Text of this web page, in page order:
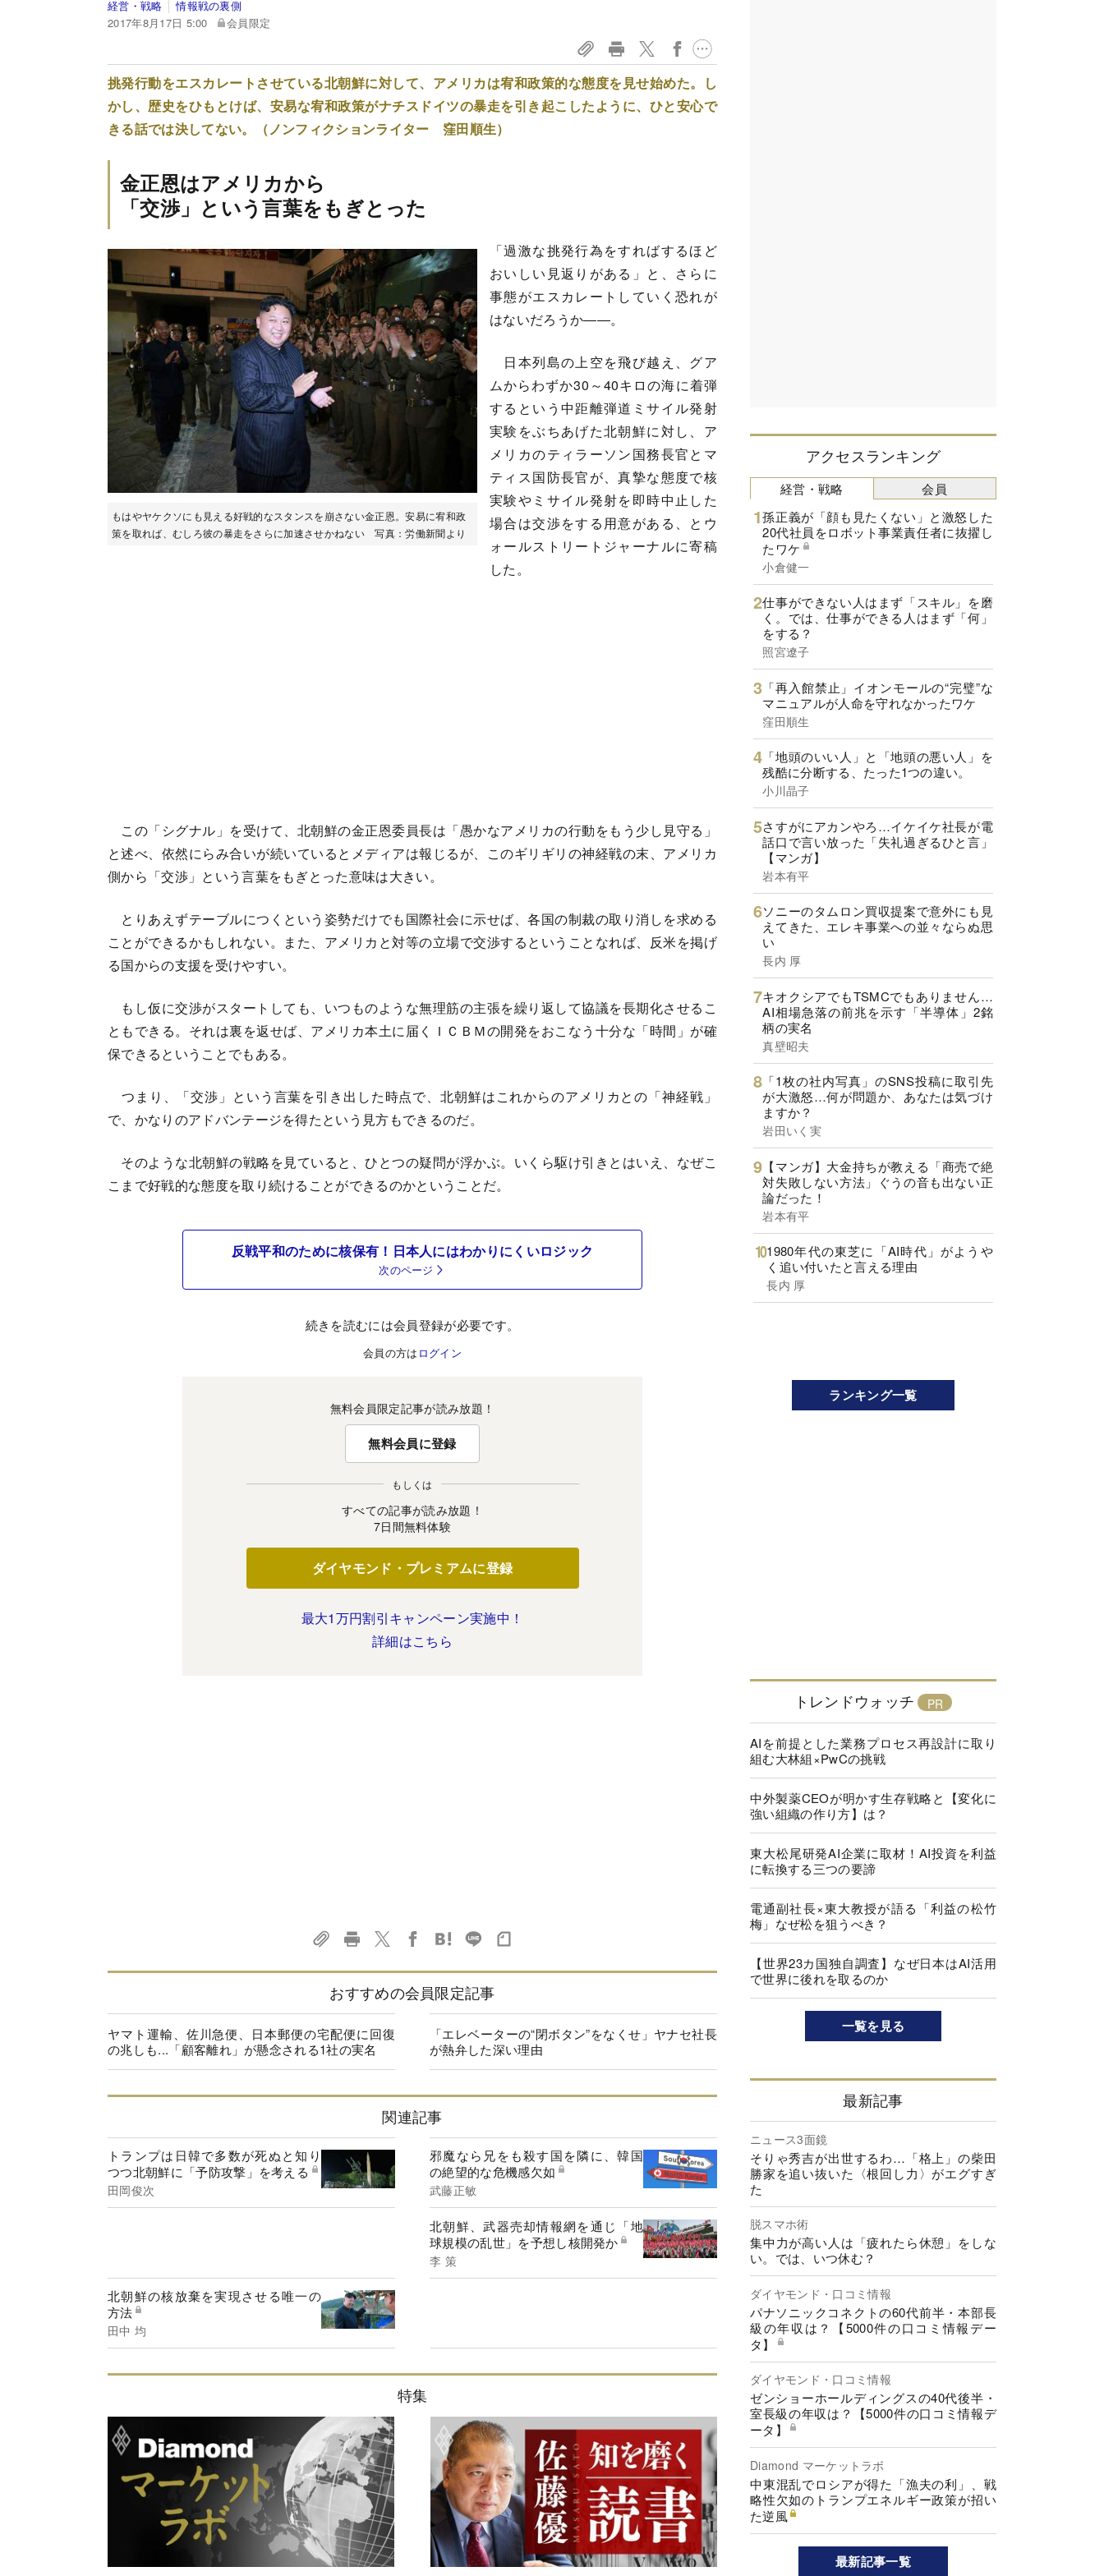
経営・戦略
情報戦の裏側
2017年8月17日 5:00
会員限定
挑発行動をエスカレートさせている北朝鮮に対して、アメリカは宥和政策的な態度を見せ始めた。し
かし、歴史をひもとけば、安易な宥和政策がナチスドイツの暴走を引き起こしたように、ひと安心で
きる話では決してない。（ノンフィクションライター 窪田順生）
金正恩はアメリカから
「交渉」という言葉をもぎとった
もはやヤケクソにも見える好戦的なスタンスを崩さない金正恩。安易に宥和政
策を取れば、むしろ彼の暴走をさらに加速させかねない 写真：労働新聞より
「過激な挑発行為をすればするほど
おいしい見返りがある」と、さらに
事態がエスカレートしていく恐れが
はないだろうか――。
日本列島の上空を飛び越え、グア
ムからわずか30～40キロの海に着弾
するという中距離弾道ミサイル発射
実験をぶちあげた北朝鮮に対し、ア
メリカのティラーソン国務長官とマ
ティス国防長官が、真摯な態度で核
実験やミサイル発射を即時中止した
場合は交渉をする用意がある、とウ
ォールストリートジャーナルに寄稿
した。
この「シグナル」を受けて、北朝鮮の金正恩委員長は「愚かなアメリカの行動をもう少し見守る」
と述べ、依然にらみ合いが続いているとメディアは報じるが、このギリギリの神経戦の末、アメリカ
側から「交渉」という言葉をもぎとった意味は大きい。
とりあえずテーブルにつくという姿勢だけでも国際社会に示せば、各国の制裁の取り消しを求める
ことができるかもしれない。また、アメリカと対等の立場で交渉するということなれば、反米を掲げ
る国からの支援を受けやすい。
もし仮に交渉がスタートしても、いつものような無理筋の主張を繰り返して協議を長期化させるこ
ともできる。それは裏を返せば、アメリカ本土に届くＩＣＢＭの開発をおこなう十分な「時間」が確
保できるということでもある。
つまり、「交渉」という言葉を引き出した時点で、北朝鮮はこれからのアメリカとの「神経戦」
で、かなりのアドバンテージを得たという見方もできるのだ。
そのような北朝鮮の戦略を見ていると、ひとつの疑問が浮かぶ。いくら駆け引きとはいえ、なぜこ
こまで好戦的な態度を取り続けることができるのかということだ。
反戦平和のために核保有！日本人にはわかりにくいロジック
次のページ
続きを読むには会員登録が必要です。
会員の方は ログイン
無料会員限定記事が読み放題！
無料会員に登録
もしくは
すべての記事が読み放題！
7日間無料体験
ダイヤモンド・プレミアムに登録
最大1万円割引キャンペーン実施中！
詳細はこちら
おすすめの会員限定記事
ヤマト運輸、佐川急便、日本郵便の宅配便に回復
の兆しも...「顧客離れ」が懸念される1社の実名
「エレベーターの“閉ボタン”をなくせ」ヤナセ社長
が熱弁した深い理由
関連記事
トランプは日韓で多数が死ぬと知り
つつ北朝鮮に「予防攻撃」を考える
田岡俊次
邪魔なら兄をも殺す国を隣に、韓国
の絶望的な危機感欠如
武藤正敏
北朝鮮、武器売却情報網を通じ「地
球規模の乱世」を予想し核開発か
李 策
北朝鮮の核放棄を実現させる唯一の
方法
田中 均
特集
アクセスランキング
経営・戦略
孫正義が「顔も見たくない」と激怒した
20代社員をロボット事業責任者に抜擢し
たワケ
小倉健一
仕事ができない人はまず「スキル」を磨
く。では、仕事ができる人はまず「何」
をする？
照宮遼子
「再入館禁止」イオンモールの“完璧”な
マニュアルが人命を守れなかったワケ
窪田順生
「地頭のいい人」と「地頭の悪い人」を
残酷に分断する、たった1つの違い。
小川晶子
さすがにアカンやろ…イケイケ社長が電
話口で言い放った「失礼過ぎるひと言」
【マンガ】
岩本有平
ソニーのタムロン買収提案で意外にも見
えてきた、エレキ事業への並々ならぬ思
い
長内 厚
キオクシアでもTSMCでもありません…
AI相場急落の前兆を示す「半導体」2銘
柄の実名
真壁昭夫
「1枚の社内写真」のSNS投稿に取引先
が大激怒…何が問題か、あなたは気づけ
ますか？
岩田いく実
【マンガ】大金持ちが教える「商売で絶
対失敗しない方法」ぐうの音も出ない正
論だった！
岩本有平
1980年代の東芝に「AI時代」がようや
く追い付いたと言える理由
長内 厚
会員
ランキング一覧
トレンドウォッチ
AIを前提とした業務プロセス再設計に取り
組む大林組×PwCの挑戦
中外製薬CEOが明かす生存戦略と【変化に
強い組織の作り方】は？
東大松尾研発AI企業に取材！AI投資を利益
に転換する三つの要諦
電通副社長×東大教授が語る「利益の松竹
梅」なぜ松を狙うべき？
【世界23カ国独自調査】なぜ日本はAI活用
で世界に後れを取るのか
一覧を見る
最新記事
ニュース3面鏡
そりゃ秀吉が出世するわ…「格上」の柴田
勝家を追い抜いた〈根回し力〉がエグすぎ
た
脱スマホ術
集中力が高い人は「疲れたら休憩」をしな
い。では、いつ休む？
ダイヤモンド・口コミ情報
パナソニックコネクトの60代前半・本部長
級の年収は？【5000件の口コミ情報デー
タ】
ダイヤモンド・口コミ情報
ゼンショーホールディングスの40代後半・
室長級の年収は？【5000件の口コミ情報デ
ータ】
Diamond マーケットラボ
中東混乱でロシアが得た「漁夫の利」、戦
略性欠如のトランプエネルギー政策が招い
た逆風
最新記事一覧